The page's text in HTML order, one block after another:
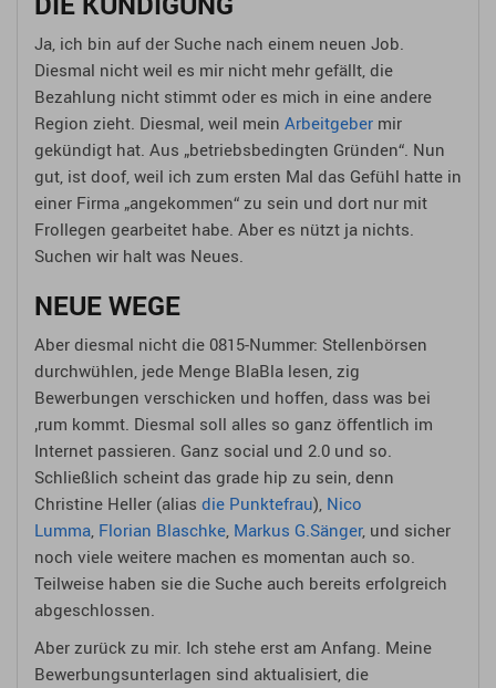
Ja, ich bin auf der Suche nach einem neuen Job.
Diesmal nicht weil es mir nicht mehr gefällt, die
Bezahlung nicht stimmt oder es mich in eine andere
Region zieht. Diesmal, weil mein Arbeitgeber mir
gekündigt hat. Aus „betriebsbedingten Gründen“. Nun
gut, ist doof, weil ich zum ersten Mal das Gefühl hatte in
einer Firma „angekommen“ zu sein und dort nur mit
Frollegen gearbeitet habe. Aber es nützt ja nichts.
Suchen wir halt was Neues.
NEUE WEGE
Aber diesmal nicht die 0815-Nummer: Stellenbörsen
durchwühlen, jede Menge BlaBla lesen, zig
Bewerbungen verschicken und hoffen, dass was bei
‚rum kommt. Diesmal soll alles so ganz öffentlich im
Internet passieren. Ganz social und 2.0 und so.
Schließlich scheint das grade hip zu sein, denn
Christine Heller (alias die Punktefrau), Nico
Lumma, Florian Blaschke, Markus G.Sänger, und sicher
noch viele weitere machen es momentan auch so.
Teilweise haben sie die Suche auch bereits erfolgreich
abgeschlossen.
Aber zurück zu mir. Ich stehe erst am Anfang. Meine
Bewerbungsunterlagen sind aktualisiert, die